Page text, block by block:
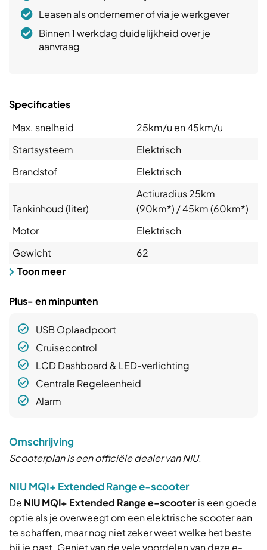
Leasen als ondernemer of via je werkgever
Binnen 1 werkdag duidelijkheid over je
aanvraag
Specificaties
Max. snelheid
25km/u en 45km/u
Startsysteem
Elektrisch
Brandstof
Elektrisch
Tankinhoud (liter)
Actiuradius 25km
(90km*) / 45km (60km*)
Motor
Elektrisch
Gewicht
62
Toon meer
Plus- en minpunten
USB Oplaadpoort
Cruisecontrol
LCD Dashboard & LED-verlichting
Centrale Regeleenheid
Alarm
Omschrijving
Scooterplan is een officiële dealer van NIU.
NIU MQI+ Extended Range e-scooter
De NIU MQI+ Extended Range e-scooteris een goede
optie als je overweegt om een elektrische scooter aan
te schaffen, maar nog niet zeker weet welke het beste
bij je past. Geniet van de vele voordelen van deze e-